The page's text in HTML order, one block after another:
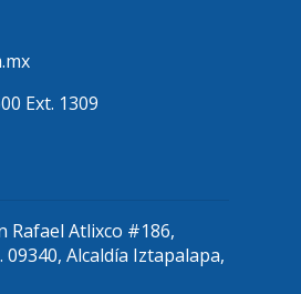
Ext. 1309
Rafael Atlixco #186,
09340, Alcaldía Iztapalapa,